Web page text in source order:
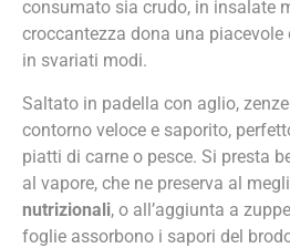
consumato sia crudo, in insalate
croccantezza dona una
in svariati modi.
Saltato in padella con aglio,
contorno veloce e saporito,
piatti di carne o pesce. Si presta
al vapore, che ne preserva al
nutrizionali, o all’aggiunta a
foglie assorbono i sapori del